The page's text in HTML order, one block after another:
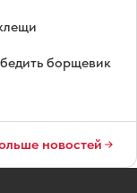
борщевик
новостей